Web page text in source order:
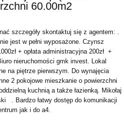
60.00m2
szczegóły skontaktuj się z agentem: .
jest w pełni wyposażone. Czynsz
+ opłata administracyjna 200zł +
nieruchomości gmk invest. Lokal
na piętrze pierwszym. Do wynajęcia
2 pokojowe mieszkanie o powierzchni
kuchnią a także łazienką. Mikołaj
. Bardzo łatwy dostęp do komunikacji
jak i do a4.